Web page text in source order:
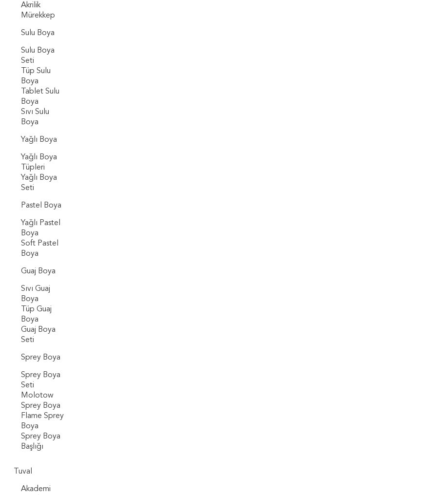
Akrilik
Mürekkep
Sulu Boya
Sulu Boya
Seti
Tüp Sulu
Boya
Tablet Sulu
Boya
Sıvı Sulu
Boya
Yağlı Boya
Yağlı Boya
Tüpleri
Yağlı Boya
Seti
Pastel Boya
Yağlı Pastel
Boya
Soft Pastel
Boya
Guaj Boya
Sıvı Guaj
Boya
Tüp Guaj
Boya
Guaj Boya
Seti
Sprey Boya
Sprey Boya
Seti
Molotow
Sprey Boya
Flame Sprey
Boya
Sprey Boya
Başlığı
Tuval
Akademi